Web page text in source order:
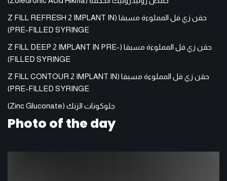
حقن زي فل المملوءة مسبقا (Z FILL REFRESH 2 IMPLANT IN
PRE-FILLED SYRINGE)
حقن زي فل المملوءة مسبقا (Z FILL DEEP 2 IMPLANT IN PRE-
FILLED SYRINGE)
حقن زي فل المملوءة مسبقا (Z FILL CONTOUR 2 IMPLANT IN
PRE-FILLED SYRINGE)
جلوكونات الزنك (Zinc Gluconate)
Photo of the day